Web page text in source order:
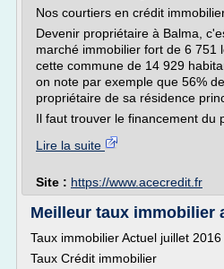
Nos courtiers en crédit
Devenir propriétaire à Balma,
marché immobilier fort de 6 751
cette commune de 14 929
on note par exemple que 56%
propriétaire de sa résidence
Il faut trouver le financement du
Lire la suite
Site : https://www.acecredit.fr
Meilleur taux immobilier
Taux immobilier Actuel juillet 2016
Taux Crédit immobilier